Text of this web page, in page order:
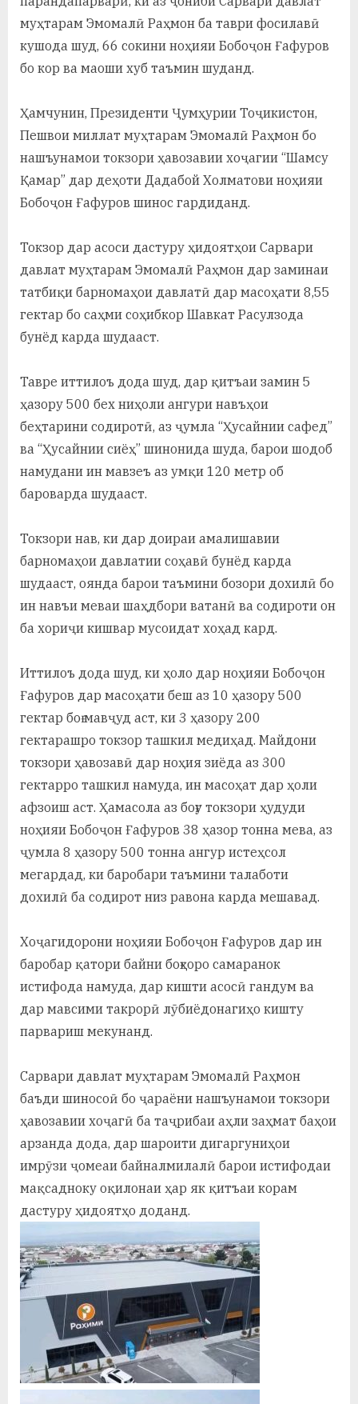
муҳтарам Эмомалӣ Раҳмон ба таври фосилавӣ
кушода шуд, 66 сокини ноҳияи Бобоҷон Ғафуров
бо кор ва маоши хуб таъмин шуданд.
Ҳамчунин, Президенти Ҷумҳурии Тоҷикистон,
Пешвои миллат муҳтарам Эмомалӣ Раҳмон бо
нашъунамои токзори ҳавозавии хоҷагии “Шамсу
Қамар” дар деҳоти Дадабой Холматови ноҳияи
Бобоҷон Ғафуров шинос гардиданд.
Токзор дар асоси дастуру ҳидоятҳои Сарвари
давлат муҳтарам Эмомалӣ Раҳмон дар заминаи
татбиқи барномаҳои давлатӣ дар масоҳати 8,55
гектар бо саҳми соҳибкор Шавкат Расулзода
бунёд карда шудааст.
Тавре иттилоъ дода шуд, дар қитъаи замин 5
ҳазору 500 бех ниҳоли ангури навъҳои
беҳтарини содиротӣ, аз ҷумла “Ҳусайнии сафед”
ва “Ҳусайнии сиёҳ” шинонида шуда, барои шодоб
намудани ин мавзеъ аз умқи 120 метр об
бароварда шудааст.
Токзори нав, ки дар доираи амалишавии
барномаҳои давлатии соҳавӣ бунёд карда
шудааст, оянда барои таъмини бозори дохилӣ бо
ин навъи меваи шаҳдбори ватанӣ ва содироти он
ба хориҷи кишвар мусоидат хоҳад кард.
Иттилоъ дода шуд, ки ҳоло дар ноҳияи Бобоҷон
Ғафуров дар масоҳати беш аз 10 ҳазору 500
гектар боғ мавҷуд аст, ки 3 ҳазору 200
гектарашро токзор ташкил медиҳад. Майдони
токзори ҳавозавӣ дар ноҳия зиёда аз 300
гектарро ташкил намуда, ин масоҳат дар ҳоли
афзоиш аст. Ҳамасола аз боғу токзори ҳудуди
ноҳияи Бобоҷон Ғафуров 38 ҳазор тонна мева, аз
ҷумла 8 ҳазору 500 тонна ангур истеҳсол
мегардад, ки баробари таъмини талаботи
дохилӣ ба содирот низ равона карда мешавад.
Хоҷагидорони ноҳияи Бобоҷон Ғафуров дар ин
баробар қатори байни боғҳоро самаранок
истифода намуда, дар кишти асосӣ гандум ва
дар мавсими такрорӣ лӯбиёдонагиҳо кишту
парвариш мекунанд.
Сарвари давлат муҳтарам Эмомалӣ Раҳмон
баъди шиносоӣ бо ҷараёни нашъунамои токзори
ҳавозавии хоҷагӣ ба таҷрибаи аҳли заҳмат баҳои
арзанда дода, дар шароити дигаргуниҳои
имрӯзи ҷомеаи байналмилалӣ барои истифодаи
мақсадноку оқилонаи ҳар як қитъаи корам
дастуру ҳидоятҳо доданд.